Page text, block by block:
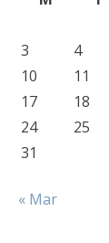
3
4
10
11
17
18
24
25
31
« Mar